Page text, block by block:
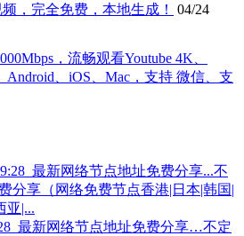
，完全免费，本地生成！
04/24
最新网络节点地址免费分享…不定